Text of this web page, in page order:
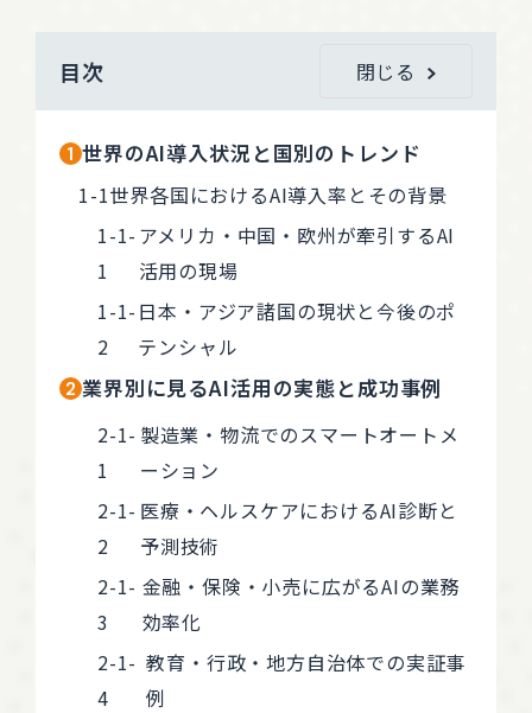
目次 閉じる
世界のAI導入状況と国別のトレンド
世界各国におけるAI導入率とその背景
アメリカ・中国・欧州が牽引するAI
活用の現場
日本・アジア諸国の現状と今後のポ
テンシャル
業界別に見るAI活用の実態と成功事例
製造業・物流でのスマートオートメ
ーション
医療・ヘルスケアにおけるAI診断と
予測技術
金融・保険・小売に広がるAIの業務
効率化
教育・行政・地方自治体での実証事
例